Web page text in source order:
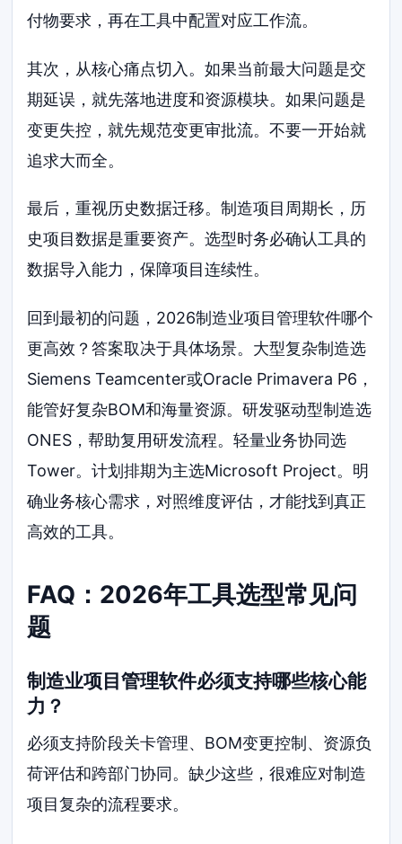
付物要求，再在工具中配置对应工作流。
其次，从核心痛点切入。如果当前最大问题是交
期延误，就先落地进度和资源模块。如果问题是
变更失控，就先规范变更审批流。不要一开始就
追求大而全。
最后，重视历史数据迁移。制造项目周期长，历
史项目数据是重要资产。选型时务必确认工具的
数据导入能力，保障项目连续性。
回到最初的问题，2026制造业项目管理软件哪个
更高效？答案取决于具体场景。大型复杂制造选
Siemens Teamcenter或Oracle Primavera P6，
能管好复杂BOM和海量资源。研发驱动型制造选
ONES，帮助复用研发流程。轻量业务协同选
Tower。计划排期为主选Microsoft Project。明
确业务核心需求，对照维度评估，才能找到真正
高效的工具。
FAQ：2026年工具选型常见问
题
制造业项目管理软件必须支持哪些核心能
力？
必须支持阶段关卡管理、BOM变更控制、资源负
荷评估和跨部门协同。缺少这些，很难应对制造
项目复杂的流程要求。